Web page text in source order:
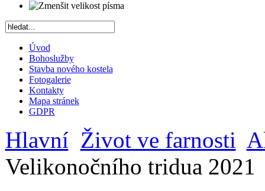
Úvod
Bohoslužby
Stavba nového kostela
Fotogalerie
Kontakty
Mapa stránek
GDPR
Hlavní Život ve farnosti
Velikonočního tridua 2021